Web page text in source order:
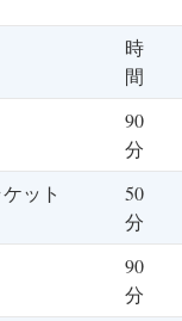
時
間
90
分
ット
50
分
90
分